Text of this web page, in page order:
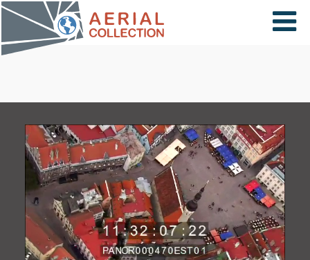
×
PAYS
CARTE
COLLECTIONS